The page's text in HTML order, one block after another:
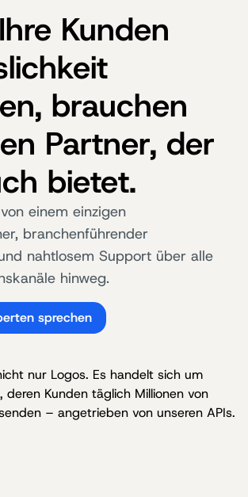
Kunden
brauchen
Partner, der
bietet.
einem einzigen
branchenführender
nahtlosem Support über alle
hinweg.
sprechen
nur Logos. Es handelt sich um
deren Kunden täglich Millionen von
– angetrieben von unseren APIs.